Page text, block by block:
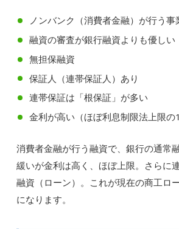
ノンバンク（消費者金融）が行う事
融資の審査が銀行融資よりも優しい
無担保融資
保証人（連帯保証人）あり
連帯保証は「根保証」が多い
金利が高い（ほぼ利息制限法上限の
消費者金融が行う融資で、銀行の通常
緩いが金利は高く、ほぼ上限。さらに
融資（ローン）。これが現在の商工ロ
になります。